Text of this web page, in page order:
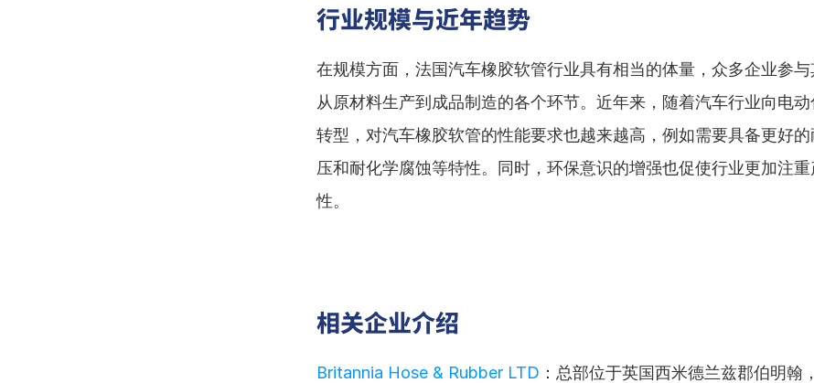
行业规模与近年趋势
在规模方面，法国汽车橡胶软管行业具有相当的体量，众多企业参
从原材料生产到成品制造的各个环节。近年来，随着汽车行业向电
转型，对汽车橡胶软管的性能要求也越来越高，例如需要具备更好
压和耐化学腐蚀等特性。同时，环保意识的增强也促使行业更加注
性。
相关企业介绍
Britannia Hose & Rubber LTD ：总部位于英国西米德兰兹郡伯明翰